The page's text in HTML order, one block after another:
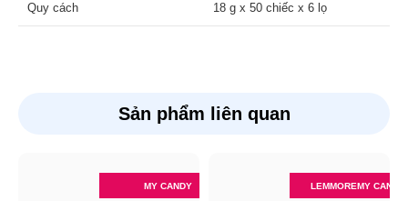
Quy cách 18 g x 50 chiếc x 6 lọ
Sản phẩm liên quan
MY CANDY LEMMOREMY CANDY